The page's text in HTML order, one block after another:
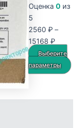
можно
выбрать
на
странице
товара.
Оценка 0 из
5
2560 ₽ –
15168 ₽
цен:
2560
–
Выберите
параметры